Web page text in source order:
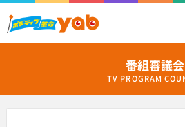
番組審議会
TV PROGRAM